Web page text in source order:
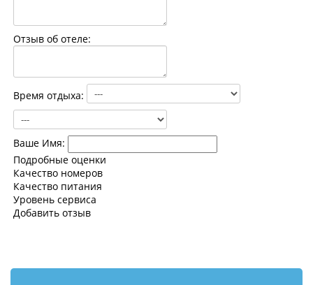
Отзыв об отеле:
Время отдыха:
Ваше Имя:
Подробные оценки
Качество номеров
Качество питания
Уровень сервиса
Добавить отзыв